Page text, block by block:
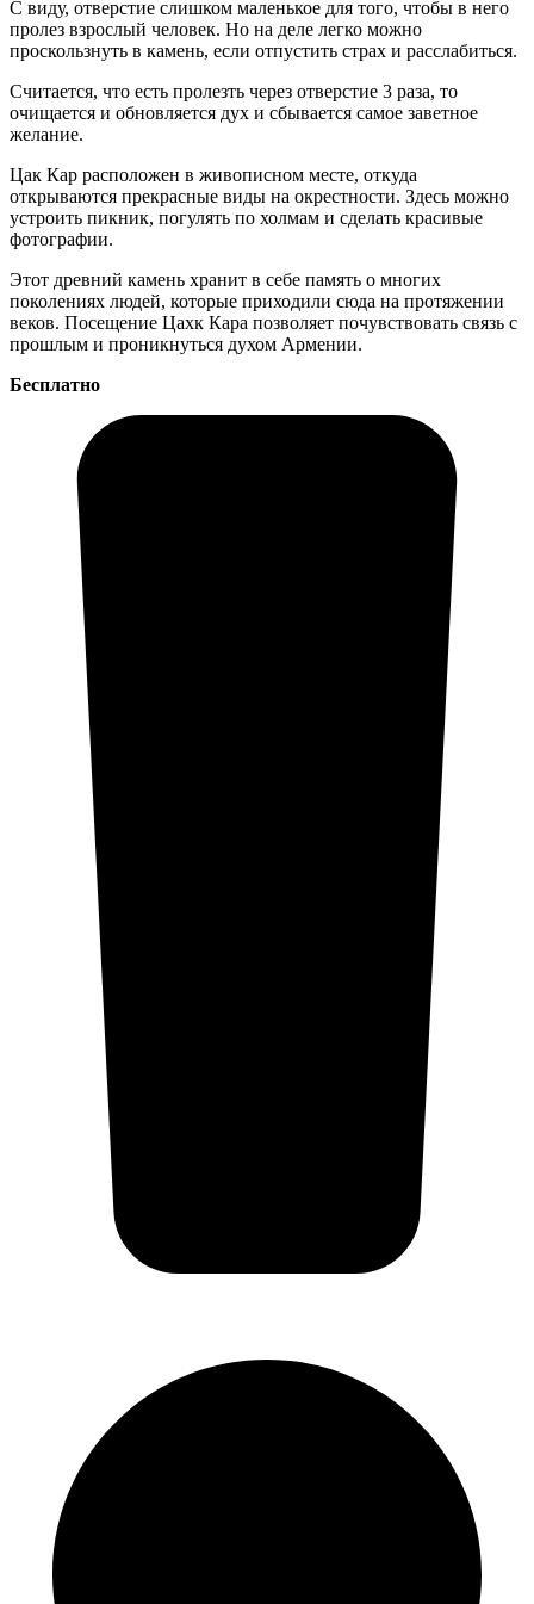
С виду, отверстие слишком маленькое для того, чтобы в него
пролез взрослый человек. Но на деле легко можно
проскользнуть в камень, если отпустить страх и расслабиться.
Считается, что есть пролезть через отверстие 3 раза, то
очищается и обновляется дух и сбывается самое заветное
желание.
Цак Кар расположен в живописном месте, откуда
открываются прекрасные виды на окрестности. Здесь можно
устроить пикник, погулять по холмам и сделать красивые
фотографии.
Этот древний камень хранит в себе память о многих
поколениях людей, которые приходили сюда на протяжении
веков. Посещение Цахк Кара позволяет почувствовать связь с
прошлым и проникнуться духом Армении.
Бесплатно